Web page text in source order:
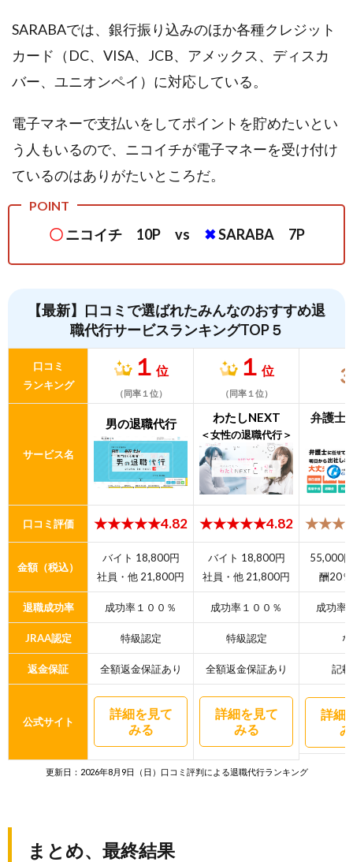
SARABAでは、銀行振り込みのほか各種クレジット
カード（DC、VISA、JCB、アメックス、ディスカ
バー、ユニオンペイ）に対応している。
電子マネーで支払いをしてポイントを貯めたいとい
う人もいるので、ニコイチが電子マネーを受け付け
ているのはありがたいところだ。
〇ニコイチ 10P vs ✖SARABA 7P
【最新】口コミで選ばれたみんなのおすすめ退
職代行サービスランキングTOP５
口コミ
ランキング
１ 位
（同率１位）
１ 位
（同率１位）
サービス名
男の退職代行 わたしNEXT
＜女性の退職代行＞
弁護士
口コミ評価 ★★★★★4.82 ★★★★★4.82
金額（税込）
バイト 18,800円
社員・他 21,800円
バイト 18,800円
社員・他 21,800円
55,000
酬20
退職成功率 成功率１００％ 成功率１００％ 成功率
JRAA認定 特級認定 特級認定
返金保証 全額返金保証あり 全額返金保証あり 記
公式サイト
詳細を見て
みる
詳細を見て
みる
詳細
更新日：2026年8月9日（日）口コミ評判による退職代行ランキング
まとめ、最終結果